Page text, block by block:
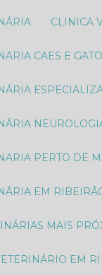
CAES E
PERTO DE
EM
MAIS
EM